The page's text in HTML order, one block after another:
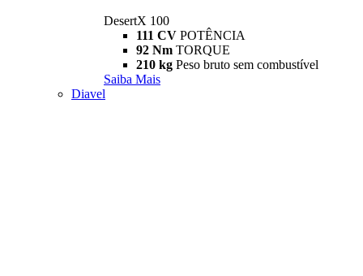
DesertX 100
111 CV POTÊNCIA
92 Nm TORQUE
210 kg Peso bruto sem combustível
Saiba Mais
Diavel